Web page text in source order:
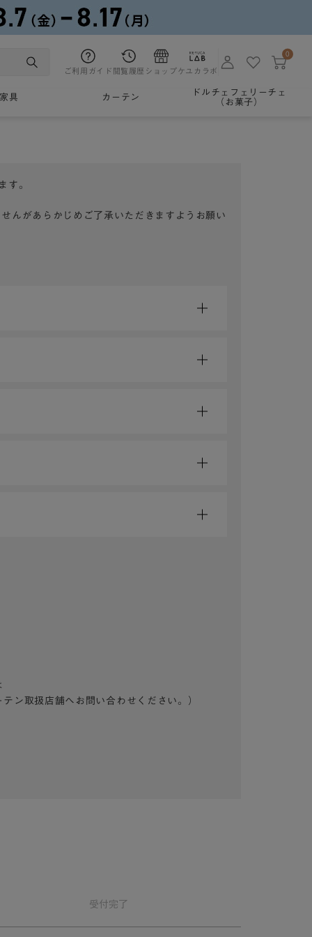
ご利用ガイド 閲覧履歴 ショップケユカラボ
0
家具 カーテン
ドルチェフェリーチェ
（お菓子）
す。
んがあらかじめご了承いただきますようお願い
ン取扱店舗へお問い合わせください。）
受付完了